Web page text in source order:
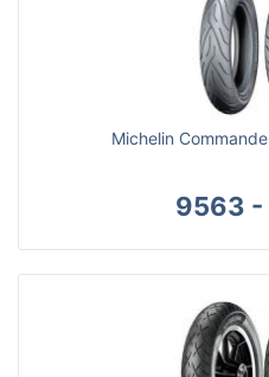
Michelin
9563